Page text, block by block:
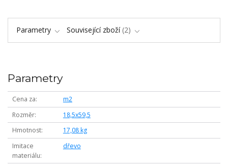
Parametry Související zboží 2
Parametry
Cena za
m2
Rozměr
18,5x59,5
Hmotnost
17,08 kg
Imitace
materiálu
dřevo